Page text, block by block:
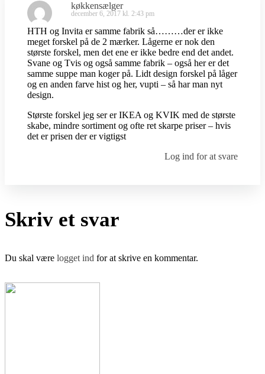
køkkensælger
december 6, 2017 kl. 2:43 pm
HTH og Invita er samme fabrik så………der er ikke
meget forskel på de 2 mærker. Lågerne er nok den
største forskel, men det ene er ikke bedre end det andet.
Svane og Tvis og også samme fabrik – også her er det
samme suppe man koger på. Lidt design forskel på låger
og en anden farve hist og her, vupti – så har man nyt
design.
Største forskel jeg ser er IKEA og KVIK med de største
skabe, mindre sortiment og ofte ret skarpe priser – hvis
det er prisen der er vigtigst
Log ind for at svare
Skriv et svar
Du skal være logget ind for at skrive en kommentar.